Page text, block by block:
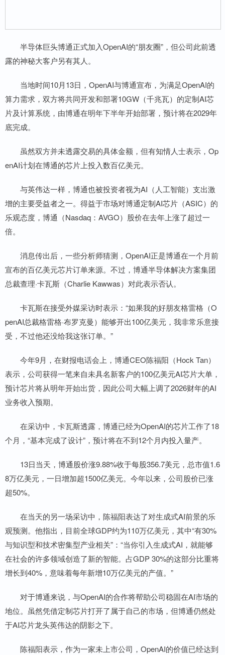
半导体巨头博通正式加入OpenAI的“朋友圈”，但公司此前透
露的神秘大客户另有其人。
当地时间10月13日，OpenAI与博通宣布，为满足OpenAI的
算力需求，双方将共同开发和部署10GW（千兆瓦）的定制AI芯
片及计算系统，由博通在明年下半年开始部署，预计将在2029年
底完成。
虽然双方并未透露交易的具体金额，但有知情人士表示，Op
enAI计划在博通的芯片上投入数百亿美元。
与英伟达一样，博通也被投资者视为AI（人工智能）支出激
增的主要受益者之一。得益于市场对博通定制AI芯片（ASIC）的
乐观态度，博通（Nasdaq：AVGO）股价在去年上涨了超过一
倍。
消息传出后，一些分析师猜测，OpenAI正是博通在一个月前
宣布的百亿美元芯片订单来源。不过，博通半导体解决方案集团
总裁查理·卡瓦斯（Charlie Kawwas）对此表示否认。
卡瓦斯在接受外媒采访时表示：“如果我的好朋友格雷格（O
penAI总裁格雷格·布罗克曼）能够开出100亿美元，我非常乐意接
受，不过他还没给我这张订单。”
今年9月，在财报电话会上，博通CEO陈福阳（Hock Tan）
表示，公司获得一笔来自未具名新客户的100亿美元AI芯片大单，
预计芯片将从明年开始出货，因此公司大幅上调了2026财年的AI
业务收入预期。
在采访中，卡瓦斯透露，博通已经为OpenAI的芯片工作了18
个月，“基本完成了设计”，预计将在不到12个月内投入量产。
13日当天，博通股价涨9.88%收于每股356.7美元，总市值1.6
8万亿美元，一日增加超1500亿美元。今年以来，公司股价已涨
超50%。
在当天的另一场采访中，陈福阳表达了对生成式AI前景的乐
观预测。他指出，目前全球GDP约为110万亿美元，其中“有30%
与知识型和技术密集型产业相关”：“当你引入生成式AI，就能够
在社会的许多领域创造了新的智能。占GDP 30%的这部分比重将
增长到40%，意味着每年新增10万亿美元的产值。”
对于博通来说，与OpenAI的合作将帮助公司稳固在AI市场的
地位。虽然凭借定制芯片打开了属于自己的市场，但博通仍然处
于AI芯片龙头英伟达的阴影之下。
陈福阳表示，作为一家未上市公司，OpenAI的价值已经达到